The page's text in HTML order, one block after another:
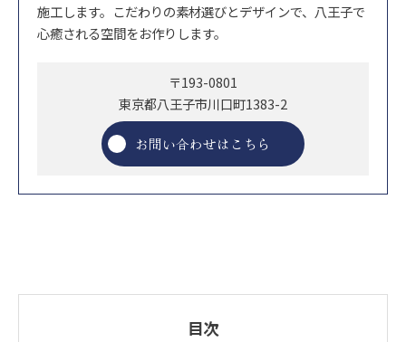
施工します。こだわりの素材選びとデザインで、八王子で
心癒される空間をお作りします。
〒193-0801
東京都八王子市川口町1383-2
お問い合わせはこちら
目次